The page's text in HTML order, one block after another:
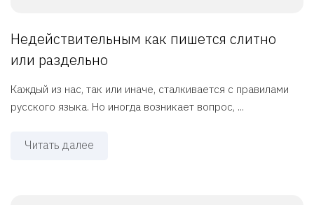
Недействительным как пишется слитно
или раздельно
Каждый из нас, так или иначе, сталкивается с правилами
русского языка. Но иногда возникает вопрос, ...
Читать далее